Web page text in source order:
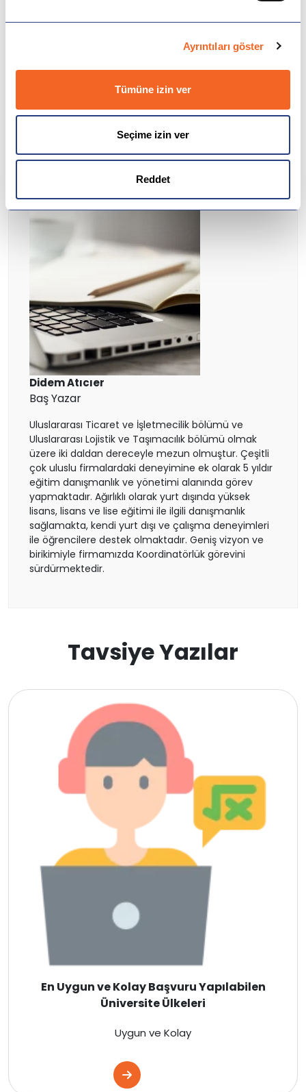
Ayrıntıları göster
Tümüne izin ver
Seçime izin ver
Reddet
Amerika
Macaristan
İspanya
Finlandiya
Çekya
İtalya
İrlanda
İsviçre
Polonya
Fransa
Litvanya
Estonya
Danimarka
Avustralya
Hollanda
İngiltere
İrlanda
Gönder
Didem Atıcıer
Baş Yazar
Uluslararası Ticaret ve İşletmecilik bölümü ve
Uluslararası Lojistik ve Taşımacılık bölümü olmak
üzere iki daldan dereceyle mezun olmuştur. Çeşitli
çok uluslu firmalardaki deneyimine ek olarak 5 yıldır
eğitim danışmanlık ve yönetimi alanında görev
yapmaktadır. Ağırlıklı olarak yurt dışında yüksek
lisans, lisans ve lise eğitimi ile ilgili danışmanlık
sağlamakta, kendi yurt dışı ve çalışma deneyimleri
ile öğrencilere destek olmaktadır. Geniş vizyon ve
birikimiyle firmamızda Koordinatörlük görevini
sürdürmektedir.
Tavsiye Yazılar
En Uygun ve Kolay Başvuru Yapılabilen
Üniversite Ülkeleri
Uygun ve Kolay